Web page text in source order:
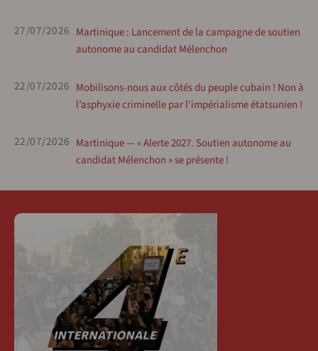
27/07/2026 Martinique : Lancement de la campagne de soutien
autonome au candidat Mélenchon
22/07/2026 Mobilisons-nous aux côtés du peuple cubain ! Non à
l’asphyxie criminelle par l’impérialisme étatsunien !
22/07/2026 Martinique — « Alerte 2027. Soutien autonome au
candidat Mélenchon » se présente !